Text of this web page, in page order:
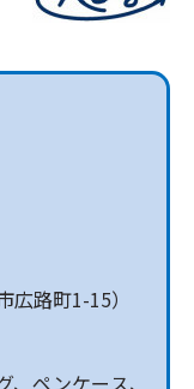
路町1-15）
ペンケース、